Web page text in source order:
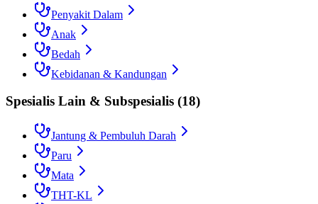
Penyakit Dalam
Anak
Bedah
Kebidanan & Kandungan
Spesialis Lain & Subspesialis (18)
Jantung & Pembuluh Darah
Paru
Mata
THT-KL